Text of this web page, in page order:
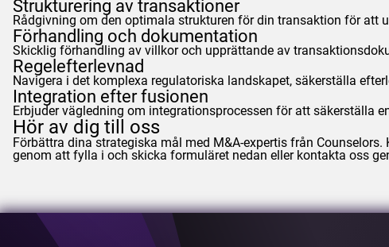
Strukturering av transaktioner
Rådgivning om den optimala strukturen för din transaktion för att
Förhandling och dokumentation
Skicklig förhandling av villkor och upprättande av
Regelefterlevnad
Navigera i det komplexa regulatoriska landskapet, säkerställa
Integration efter fusionen
Erbjuder vägledning om integrationsprocessen för att säkerställa
Hör av dig till oss
Förbättra dina strategiska mål med M&A-expertis från Counselors.
genom att fylla i och skicka formuläret nedan eller kontakta oss